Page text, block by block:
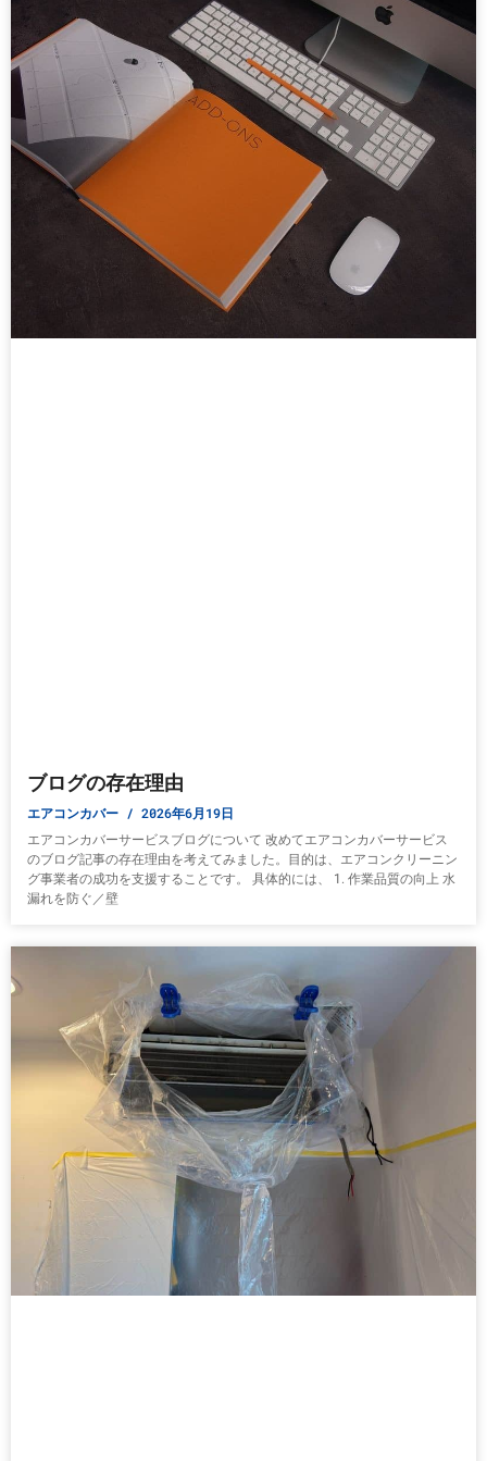
ブログの存在理由
エアコンカバー 2026年6月19日
エアコンカバーサービスブログについて 改めてエアコンカバーサービス
のブログ記事の存在理由を考えてみました。目的は、エアコンクリーニン
グ事業者の成功を支援することです。 具体的には、 1. 作業品質の向上 水
漏れを防ぐ／壁